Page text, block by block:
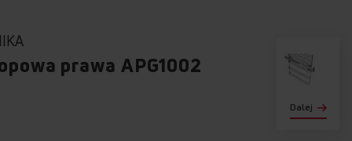
Dalej
prawa APG1002